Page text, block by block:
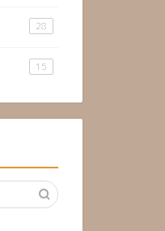
28
15